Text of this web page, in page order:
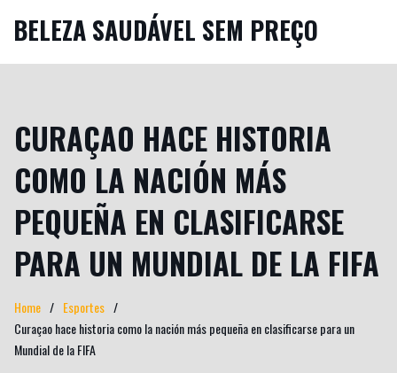
BELEZA SAUDÁVEL SEM PREÇO
CURAÇAO HACE HISTORIA
COMO LA NACIÓN MÁS
PEQUEÑA EN CLASIFICARSE
PARA UN MUNDIAL DE LA FIFA
Home
Esportes
Curaçao hace historia como la nación más pequeña en clasificarse para un
Mundial de la FIFA